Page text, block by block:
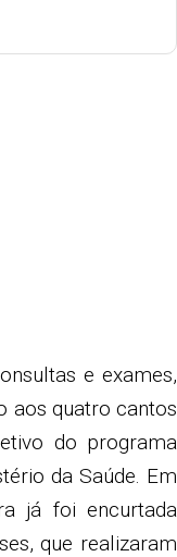
e exames,
aos quatro cantos
do programa
da Saúde. Em
já foi encurtada
que realizaram